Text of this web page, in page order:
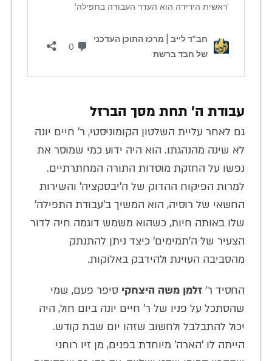
עבודת ה' תחת מסך הברזל
גם לאחר עליית השלטון הקומוניסטי, ר' חיים יונה
לא שינה מהנהגתו. הוא היה ידוע כמי שמוסר את
נפשו על החזקת מוסדות התורה המחתרתיים.
למרות הפיקוח ההדוק של ה'יבסקציה' והשירות
החשאי של רוסיה, הוא המשיך ב'עבודת התפילה'
שלו באותה חיות, כשהוא משמש דוגמה חיה לדור
הצעיר של ה'תמימים' כיצד ניתן להתנתק
מהסביבה העוינת ולהידבק באלוקות.
החסיד ר' זלמן משה היצחקי סיפר פעם, שמי
שהסתכל על פניו של ר' חיים יונה ביום חול, היה
יכול להתבלבל ולחשוב שזהו יום שבת קודש.
הייתה לו 'הארה' מיוחדת בפנים, מן זיו רוחני